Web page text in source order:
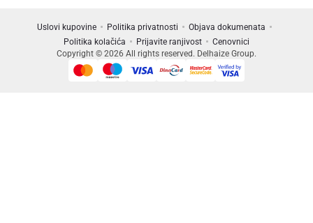
Uslovi kupovine Politika privatnosti
Objava dokumenata
Politika kolačića
Prijavite ranjivost
Cenovnici
Copyright © 2026 All rights reserved. Delhaize Group.